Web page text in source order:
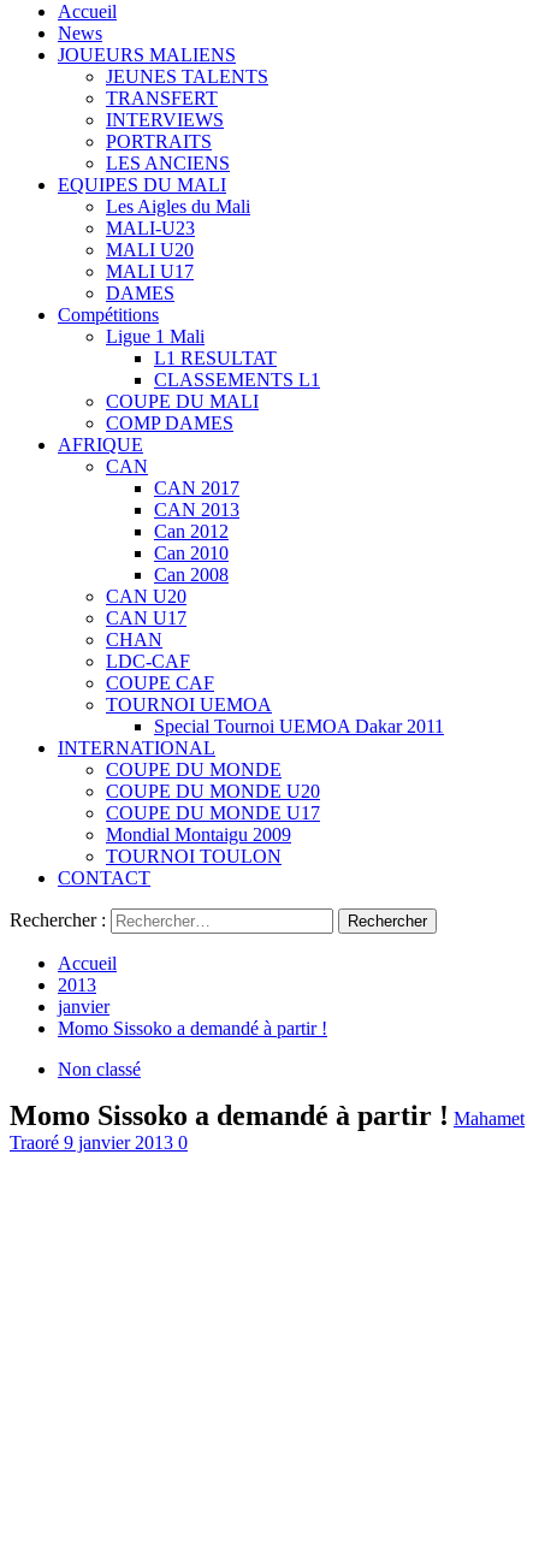
Accueil
News
JOUEURS MALIENS
JEUNES TALENTS
TRANSFERT
INTERVIEWS
PORTRAITS
LES ANCIENS
EQUIPES DU MALI
Les Aigles du Mali
MALI-U23
MALI U20
MALI U17
DAMES
Compétitions
Ligue 1 Mali
L1 RESULTAT
CLASSEMENTS L1
COUPE DU MALI
COMP DAMES
AFRIQUE
CAN
CAN 2017
CAN 2013
Can 2012
Can 2010
Can 2008
CAN U20
CAN U17
CHAN
LDC-CAF
COUPE CAF
TOURNOI UEMOA
Special Tournoi UEMOA Dakar 2011
INTERNATIONAL
COUPE DU MONDE
COUPE DU MONDE U20
COUPE DU MONDE U17
Mondial Montaigu 2009
TOURNOI TOULON
CONTACT
Rechercher :
Accueil
2013
janvier
Momo Sissoko a demandé à partir !
Non classé
Momo Sissoko a demandé à partir ! Mahamet
Traoré 9 janvier 2013 0